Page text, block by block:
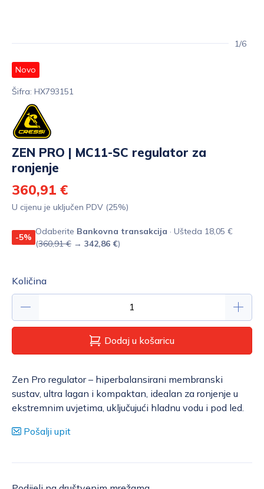
1/6
Novo
Šifra: HX793151
ZEN PRO | MC11-SC regulator za
ronjenje
360,91 €
U cijenu je uključen PDV (25%)
-5%
Odaberite Bankovna transakcija · Ušteda 18,05 €
(360,91 € → 342,86 €)
Količina
Dodaj u košaricu
Zen Pro regulator – hiperbalansirani membranski
sustav, ultra lagan i kompaktan, idealan za ronjenje u
ekstremnim uvjetima, uključujući hladnu vodu i pod led.
Pošalji upit